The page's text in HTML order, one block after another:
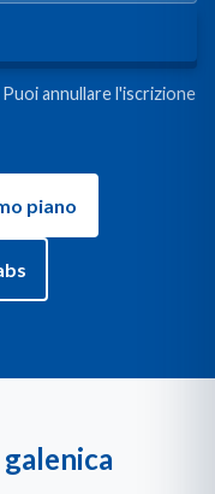
annullare l'iscrizione
piano